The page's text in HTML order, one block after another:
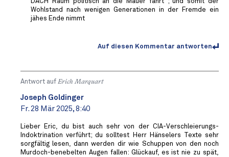
Wohlstand nach wenigen Generationen in der Fremde ein
jähes Ende nimmt
Auf diesen Kommentar antworten
Antwort auf Erich Marquart
Joseph Goldinger
Fr. 28 Mär 2025, 8:40
Lieber Eric, du bist auch sehr von der CIA-Verschleierungs-
Indoktrination verführt; du solltest Herr Hänselers Texte sehr
sorgfältig lesen, dann werden dir wie Schuppen von den noch
Murdoch-benebelten Augen fallen: Glückauf, es ist nie zu spät,